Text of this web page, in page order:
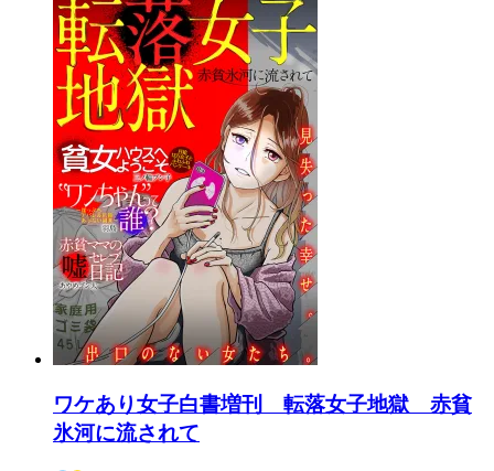
ワケあり女子白書増刊 転落女子地獄 赤貧
氷河に流されて